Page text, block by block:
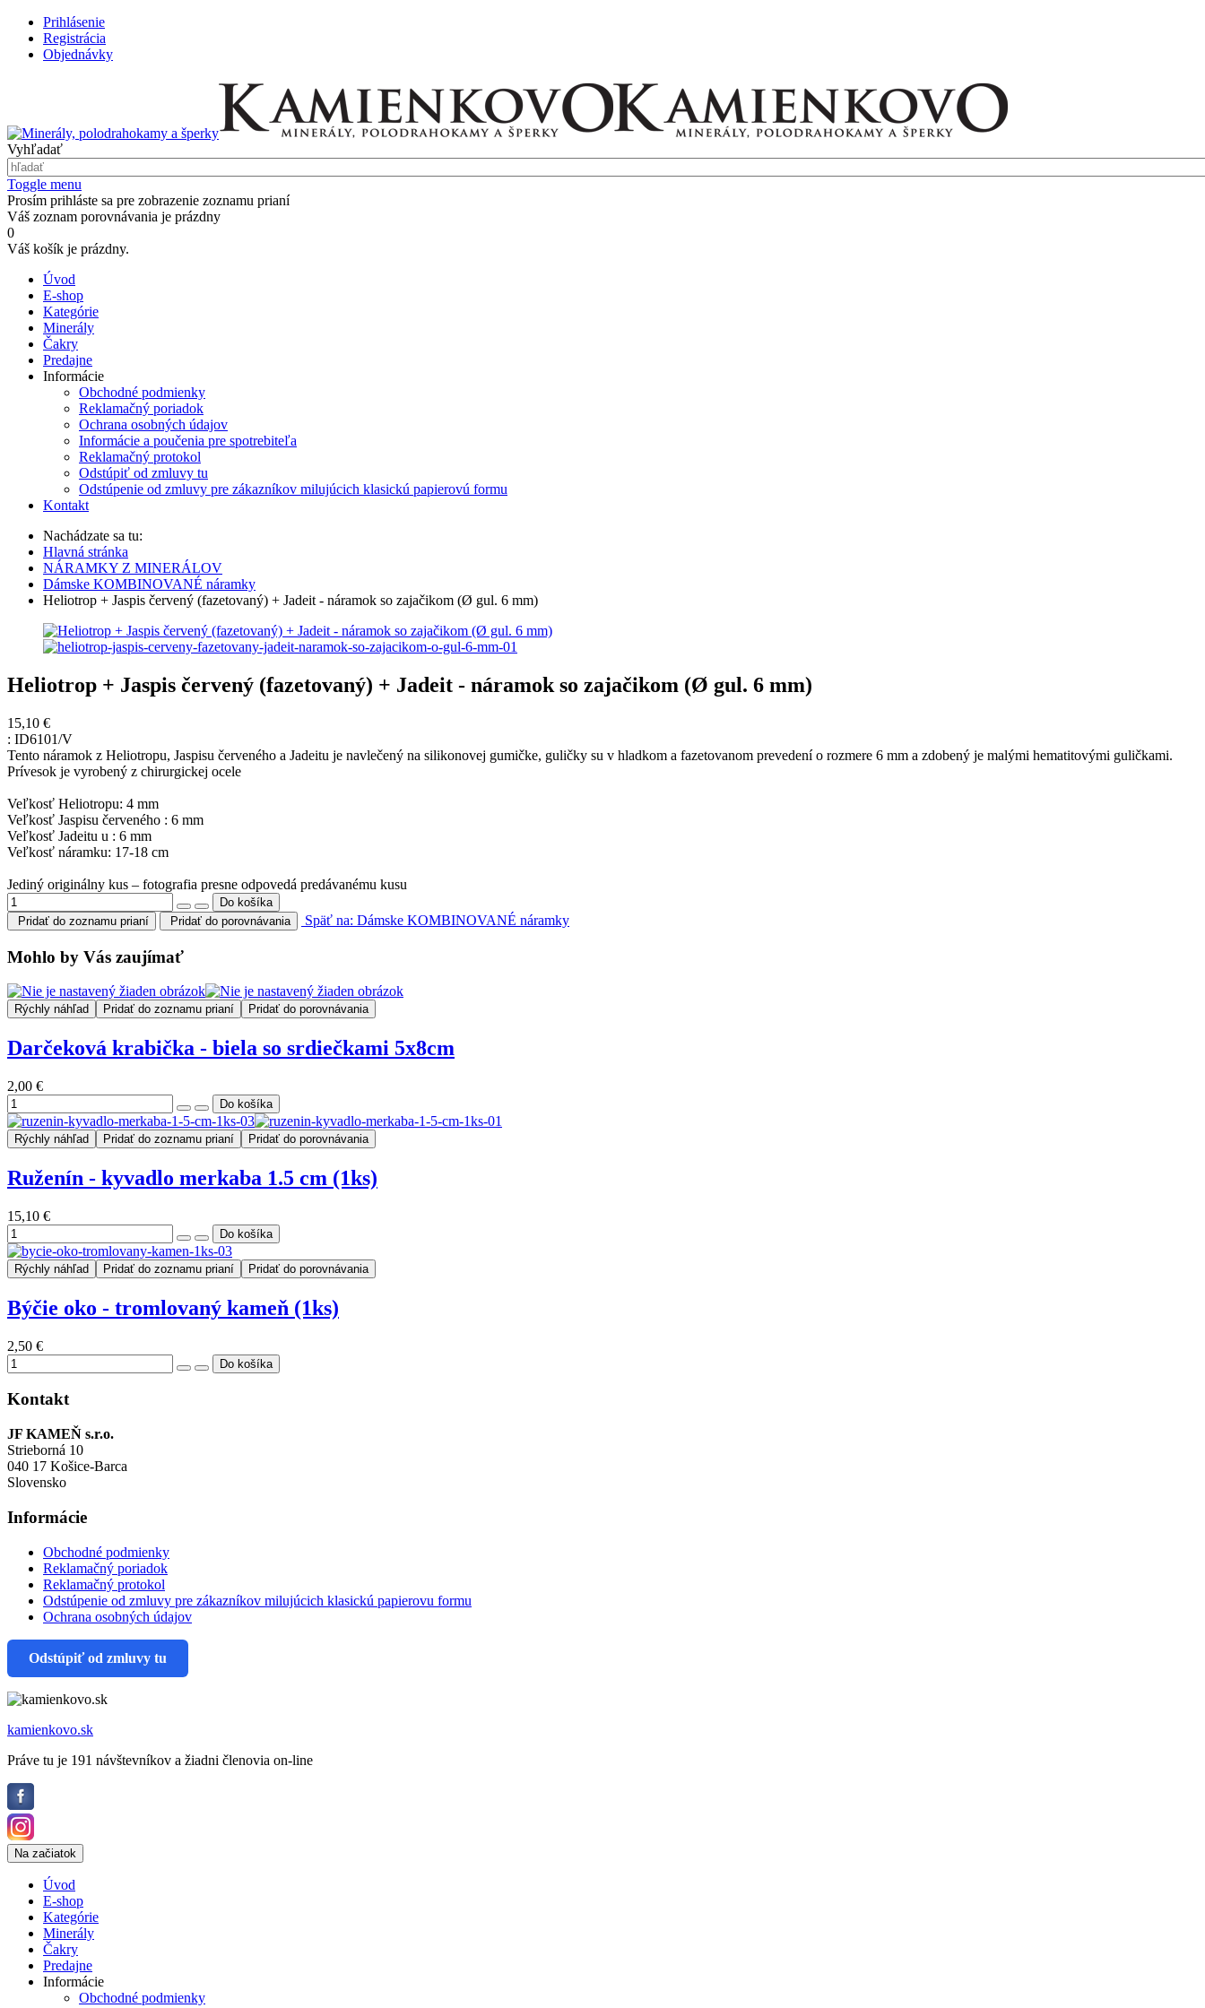
Prihlásenie
Registrácia
Objednávky
Vyhľadať
Toggle menu
Prosím prihláste sa pre zobrazenie zoznamu prianí
Váš zoznam porovnávania je prázdny
0
Váš košík je prázdny.
Úvod
E-shop
Kategórie
Minerály
Čakry
Predajne
Informácie
Obchodné podmienky
Reklamačný poriadok
Ochrana osobných údajov
Informácie a poučenia pre spotrebiteľa
Reklamačný protokol
Odstúpiť od zmluvy tu
Odstúpenie od zmluvy pre zákazníkov milujúcich klasickú papierovú formu
Kontakt
Nachádzate sa tu:
Hlavná stránka
NÁRAMKY Z MINERÁLOV
Dámske KOMBINOVANÉ náramky
Heliotrop + Jaspis červený (fazetovaný) + Jadeit - náramok so zajačikom (Ø gul. 6 mm)
Heliotrop + Jaspis červený (fazetovaný) + Jadeit - náramok so zajačikom (Ø gul. 6 mm)
15,10 €
: ID6101/V
Tento náramok z Heliotropu, Jaspisu červeného a Jadeitu je navlečený na silikonovej gumičke, guličky su v hladkom a fazetovanom prevedení o rozmere 6 mm a zdobený je malými hematitovými guličkami.
Prívesok je vyrobený z chirurgickej ocele
Veľkosť Heliotropu: 4 mm
Veľkosť Jaspisu červeného : 6 mm
Veľkosť Jadeitu u : 6 mm
Veľkosť náramku: 17-18 cm
Jediný originálny kus – fotografia presne odpovedá predávanému kusu
Pridať do zoznamu prianí Pridať do porovnávania Späť na: Dámske KOMBINOVANÉ náramky
Mohlo by Vás zaujímať
Rýchly náhľad Pridať do zoznamu prianí Pridať do porovnávania
Darčeková krabička - biela so srdiečkami 5x8cm
2,00 €
Rýchly náhľad Pridať do zoznamu prianí Pridať do porovnávania
Ruženín - kyvadlo merkaba 1.5 cm (1ks)
15,10 €
Rýchly náhľad Pridať do zoznamu prianí Pridať do porovnávania
Býčie oko - tromlovaný kameň (1ks)
2,50 €
Kontakt
JF KAMEŇ s.r.o.
Strieborná 10
040 17 Košice-Barca
Slovensko
Informácie
Obchodné podmienky
Reklamačný poriadok
Reklamačný protokol
Odstúpenie od zmluvy pre zákazníkov milujúcich klasickú papierovu formu
Ochrana osobných údajov
Odstúpiť od zmluvy tu
kamienkovo.sk
Práve tu je 191 návštevníkov a žiadni členovia on-line
Na začiatok
Úvod
E-shop
Kategórie
Minerály
Čakry
Predajne
Informácie
Obchodné podmienky